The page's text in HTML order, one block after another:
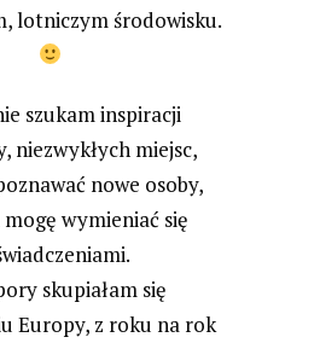
lotniczym środowisku.
szukam inspiracji
niezwykłych miejsc,
nowe osoby,
wymieniać się
skupiałam się
Europy, z roku na rok